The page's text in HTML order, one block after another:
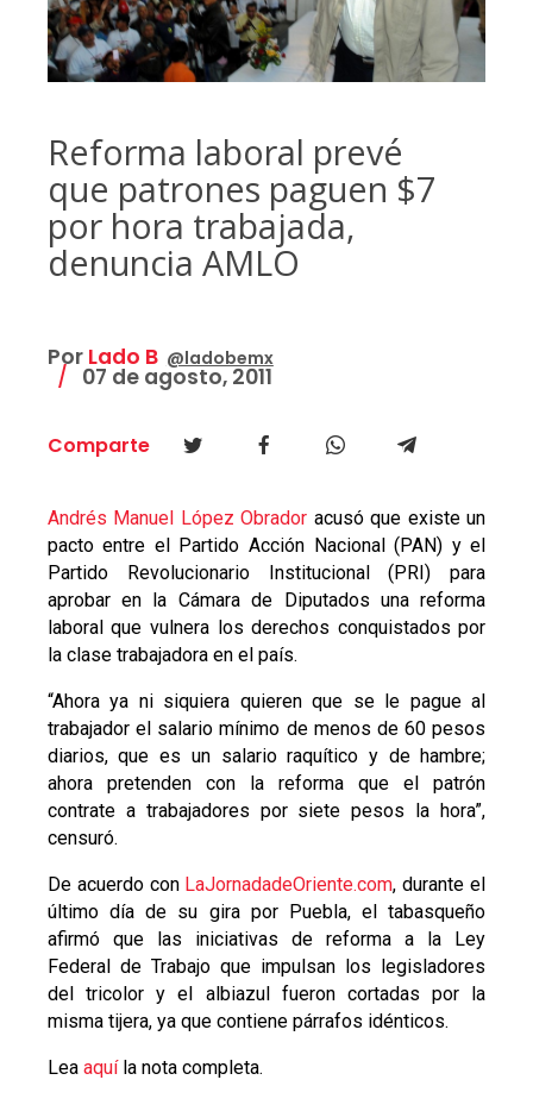
Reforma laboral prevé
que patrones paguen $7
por hora trabajada,
denuncia AMLO
Por Lado B @ladobemx
07 de agosto, 2011
Comparte
Andrés Manuel López Obrador acusó que existe un
pacto entre el Partido Acción Nacional (PAN) y el
Partido Revolucionario Institucional (PRI) para
aprobar en la Cámara de Diputados una reforma
laboral que vulnera los derechos conquistados por
la clase trabajadora en el país.
“Ahora ya ni siquiera quieren que se le pague al
trabajador el salario mínimo de menos de 60 pesos
diarios, que es un salario raquítico y de hambre;
ahora pretenden con la reforma que el patrón
contrate a trabajadores por siete pesos la hora”,
censuró.
De acuerdo con LaJornadadeOriente.com, durante el
último día de su gira por Puebla, el tabasqueño
afirmó que las iniciativas de reforma a la Ley
Federal de Trabajo que impulsan los legisladores
del tricolor y el albiazul fueron cortadas por la
misma tijera, ya que contiene párrafos idénticos.
Lea aquíla nota completa.